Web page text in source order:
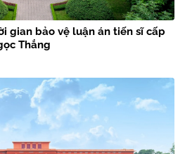
gian bảo vệ luận án tiến sĩ cấp
Thắng